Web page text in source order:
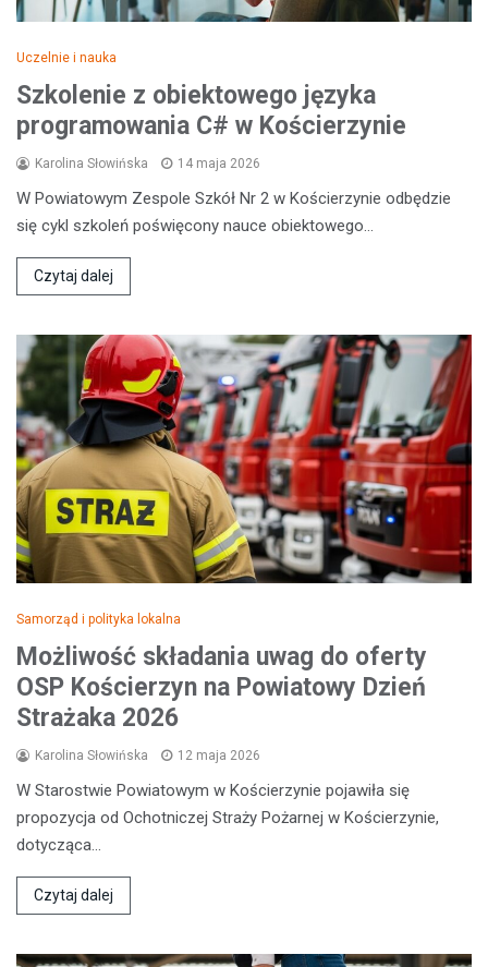
Uczelnie i nauka
Szkolenie z obiektowego języka
programowania C# w Kościerzynie
Karolina Słowińska 14 maja 2026
W Powiatowym Zespole Szkół Nr 2 w Kościerzynie odbędzie
się cykl szkoleń poświęcony nauce obiektowego…
Czytaj dalej
Samorząd i polityka lokalna
Możliwość składania uwag do oferty
OSP Kościerzyn na Powiatowy Dzień
Strażaka 2026
Karolina Słowińska 12 maja 2026
W Starostwie Powiatowym w Kościerzynie pojawiła się
propozycja od Ochotniczej Straży Pożarnej w Kościerzynie,
dotycząca…
Czytaj dalej